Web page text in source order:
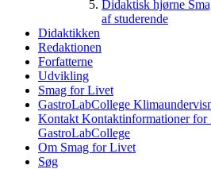
Didaktisk hjørne
af studerende
Didaktikken
Redaktionen
Forfatterne
Udvikling
Smag for Livet
GastroLabCollege
Kontakt Kontaktinformationer for
GastroLabCollege
Om Smag for Livet
Søg